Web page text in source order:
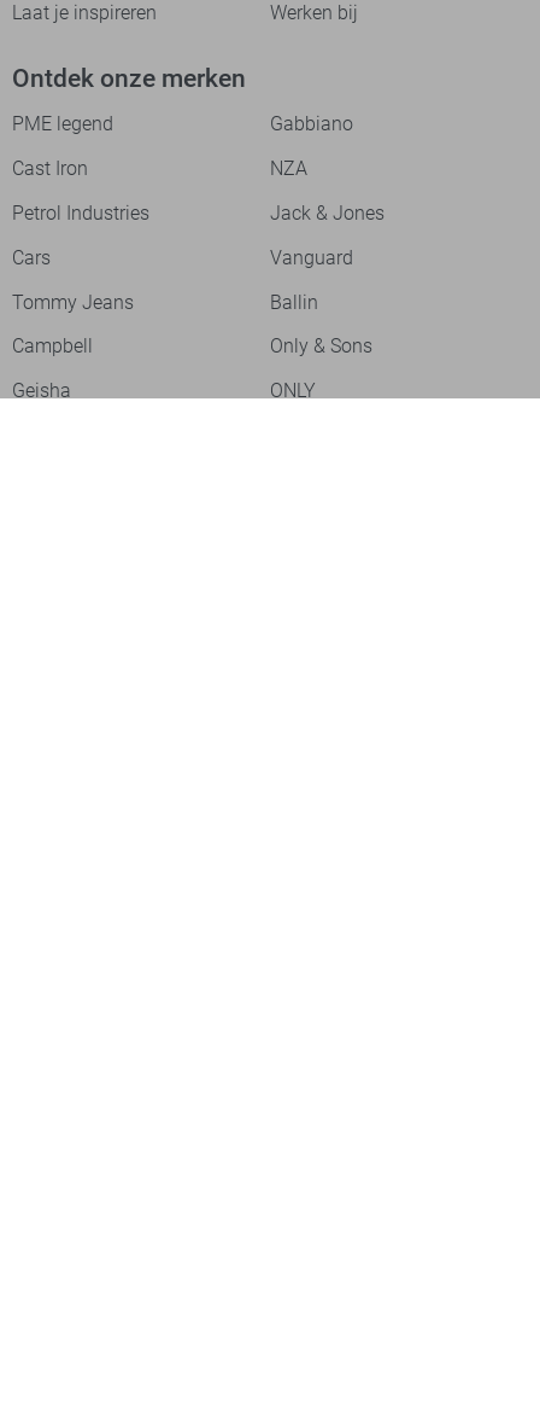
Laat je inspireren Werken bij
Ontdek onze merken
PME legend
Gabbiano
Cast Iron
NZA
Petrol Industries
Jack & Jones
Cars
Vanguard
Tommy Jeans
Ballin
Campbell
Only & Sons
Geisha
ONLY